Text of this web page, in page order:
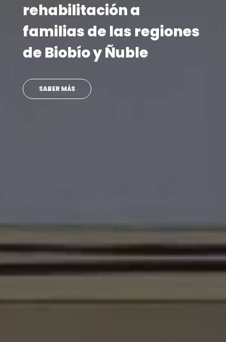
Teletón 2026 se
realizará el 6 y 7 de
noviembre
LEER MÁS